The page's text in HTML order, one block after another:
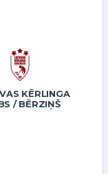
KĒRLINGA
/ BĒRZIŅŠ